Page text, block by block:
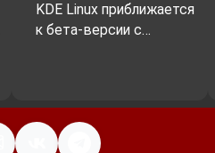
KDE Linux приближается
к бета-версии с…